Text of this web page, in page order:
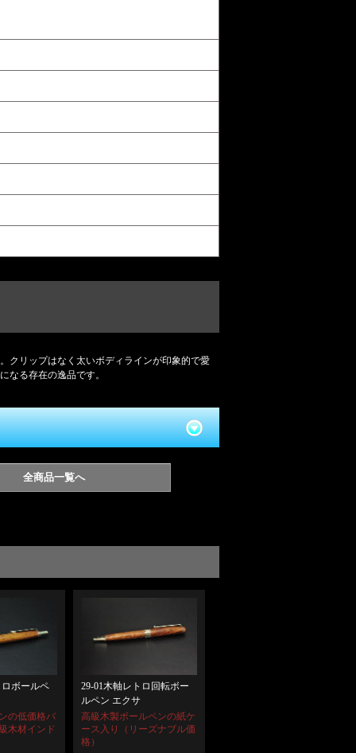
クリップはなく太いボディラインが印象的で愛
なる存在の逸品です。
全商品一覧へ
ボールペ
の低価格バ
木材インド
29-01木軸レトロ回転ボー
ルペン エクサ
高級木製ボールペンの紙ケ
ース入り（リーズナブル価
格）